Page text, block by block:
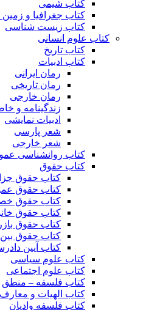
کتاب شیمی
کتاب جغرافیا و
کتاب زیست شناسی
کتاب علوم انسانی
کتاب تاریخ
کتاب ادبیات
رمان ایرانی
رمان تاریخی
رمان خارجی
زندگینامه و
ادبیات نمایشی
شعر پارسی
شعر خارجی
کتاب روانشناسی
کتاب حقوق
کتاب حقوق
کتاب حقوق
کتاب حقوق
کتاب حقوق
کتاب حقوق
کتاب حقوق بین
کتاب آیین
کتاب علوم سیاسی
کتاب علوم اجتماعی
کتاب فلسفه – منطق
کتاب الهیات و معارف
کتاب فلسفه وادیان